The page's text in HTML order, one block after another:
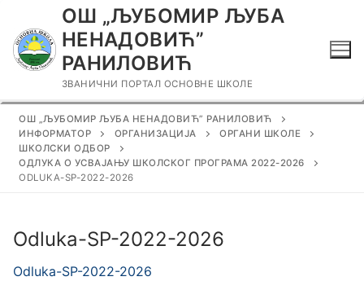
садржаја
ОШ „ЉУБОМИР ЉУБА
НЕНАДОВИЋ”
РАНИЛОВИЋ
ЗВАНИЧНИ ПОРТАЛ ОСНОВНЕ ШКОЛЕ
ОШ „ЉУБОМИР ЉУБА НЕНАДОВИЋ” РАНИЛОВИЋ
ИНФОРМАТОР
ОРГАНИЗАЦИЈА
ОРГАНИ ШКОЛЕ
ШКОЛСКИ ОДБОР
ОДЛУКА О УСВАЈАЊУ ШКОЛСКОГ ПРОГРАМА 2022-2026
ODLUKA-SP-2022-2026
Odluka-SP-2022-2026
Odluka-SP-2022-2026